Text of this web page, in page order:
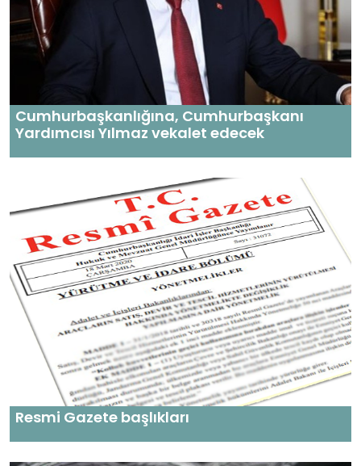
Cumhurbaşkanlığına, Cumhurbaşkanı
Yardımcısı Yılmaz vekalet edecek
Resmi Gazete başlıkları